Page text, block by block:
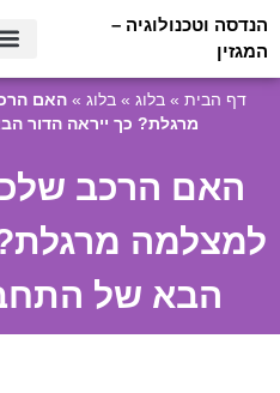
הנדסה וטכנולוגיה –
המגזין
דף הבית »בלוג »בלוג »האם
מרגלת? כך ייראה הדור
האם הרכב
למצלמה
הבא של